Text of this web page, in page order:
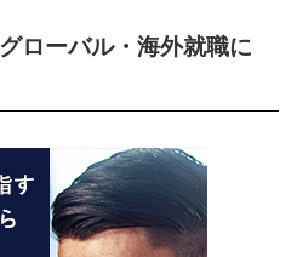
ローバル・海外就職に